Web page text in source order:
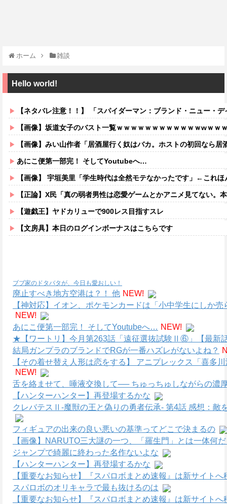
ホーム 雑談
Hello world!
【ネタバレ注意！！】 「スパイダーマン：ブランド・ニュー・デイ」にも出てき
【画像】坂道女子のバスト一覧ｗｗｗｗｗｗｗｗｗｗｗｗwｗｗ
【画像】みい山作者「居酒屋行く奴はバカ。ホストの初回なら居酒屋より安く飲
あにこ便第一部完！ そしてYoutubeへ…
【画像】 宇垣美里「学生時代は全然モテなかったです」←これ
【正論】X民「真の弱者男性は恋愛ゲームとかアニメ見てない。本当の闇を見
【遊戯王】ヤドカリューで900レス目指すスレ
【文房具】本日のログインボーナスはこちらです
ブブ家のドタバタが、今日も愛おしい！
廃止すべき地方空港は？！ 他 NEW!
【神対応】イオン、ポケモンカードは「小中学生にしか
NEW!
あにこ便第一部完！ そしてYoutubeへ… NEW!
★【ワートリ】今月第263話「遠征選抜試験Ⅱ⑥」【最新
結局ガンプラのブランドでRGが一番ハズレがないよね？
【その着せ替え人形は恋をする】 アニプレックス「喜多
NEW!
舌を絡ませて、唾液交換して── ちゅっちゅしながらの濃
【ハンターハンター】再登場するかな
クレバテスⅡ-魔獣の王と偽りの勇者伝承- 第4話 感想：敵
フィギュアの出来の良い悪いの基準ってどこで決まるの
【画像】NARUTO三大謎の一つ、「羅生門」とは一体何
ジャンプで綺麗に終わった名作ないよな
【ハンターハンター】再登場するかな
【重要なお知らせ】『スパロボまとめ速報』は新サイトへ
スパロボのオリキャラで最も抜けるのは
【重要なお知らせ】『スパロボまとめ速報』は新サイトへ